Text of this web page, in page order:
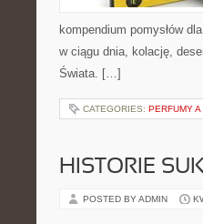
kompendium pomysłów
w ciągu dnia, kolację,
Świata. […]
CATEGORIES: PERFUMY
HISTORIE
POSTED BY ADMIN